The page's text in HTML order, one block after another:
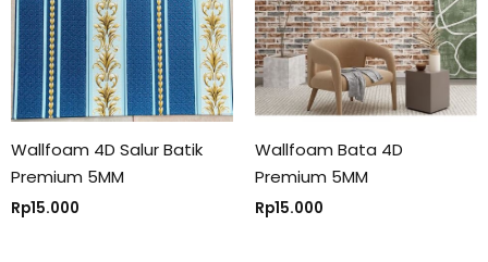
Wallfoam 4D Salur Batik
Premium 5MM
Rp15.000
Wallfoam Bata 4D
Premium 5MM
Rp15.000